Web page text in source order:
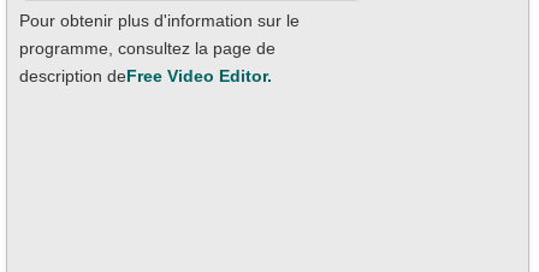
Pour obtenir plus d'information sur le
programme, consultez la page de
description deFree Video Editor.